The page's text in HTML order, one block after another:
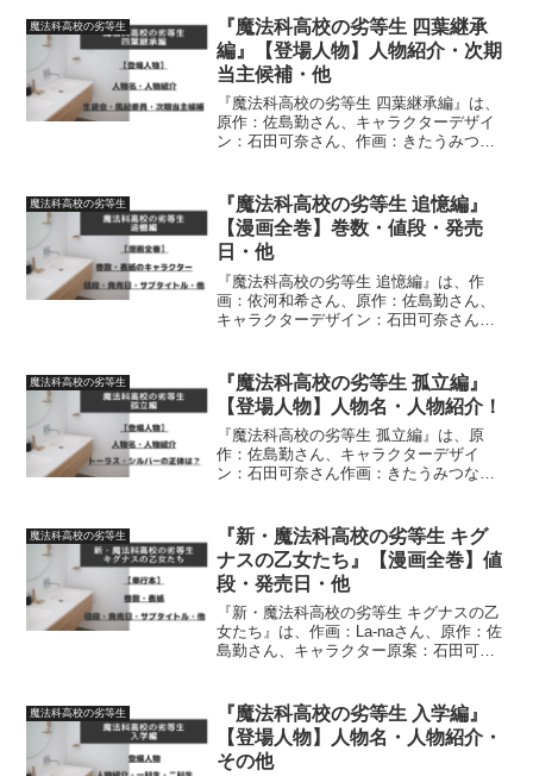
魔法科高校の劣等生
『魔法科高校の劣等生 四葉継承
編』【登場人物】人物紹介・次期
当主候補・他
『魔法科高校の劣等生 四葉継承編』は、
原作：佐島勤さん、キャラクターデザイ
ン：石田可奈さん、作画：きたうみつな
人物（人物名・人物紹介）生徒会、風紀
委員、次期当主候補につ...
魔法科高校の劣等生
『魔法科高校の劣等生 追憶編』
【漫画全巻】巻数・値段・発売
日・他
『魔法科高校の劣等生 追憶編』は、作
画：依河和希さん、原作：佐島勤さん、
キャラクターデザイン：石田可奈さんに
日・サブタイトル・初出について、詳し
く紹介しています
魔法科高校の劣等生
『魔法科高校の劣等生 孤立編』
【登場人物】人物名・人物紹介！
『魔法科高校の劣等生 孤立編』は、原
作：佐島勤さん、キャラクターデザイ
ン：石田可奈さん作画：きたうみつなさ
（人物名・キャラクター）について、詳
しく紹介しています
魔法科高校の劣等生
『新・魔法科高校の劣等生 キグ
ナスの乙女たち』【漫画全巻】値
段・発売日・他
『新・魔法科高校の劣等生 キグナスの乙
女たち』は、作画：La-naさん、原作：佐
島勤さん、キャラクター原案：石田可奈
ル・初出について、詳しく紹介していま
す
魔法科高校の劣等生
『魔法科高校の劣等生 入学編』
【登場人物】人物名・人物紹介・
その他